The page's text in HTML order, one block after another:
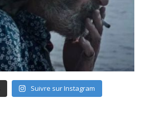
Suivre sur Instagram